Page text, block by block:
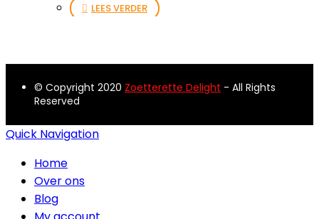
LEES VERDER
© Copyright 2020 Zoetterette Delight - All Rights
Reserved
Quick Navigation
Home
Over ons
Blog